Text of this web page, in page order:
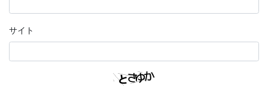
サイト